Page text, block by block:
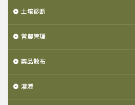
土壌診断
営農管理
薬品散布
灌漑